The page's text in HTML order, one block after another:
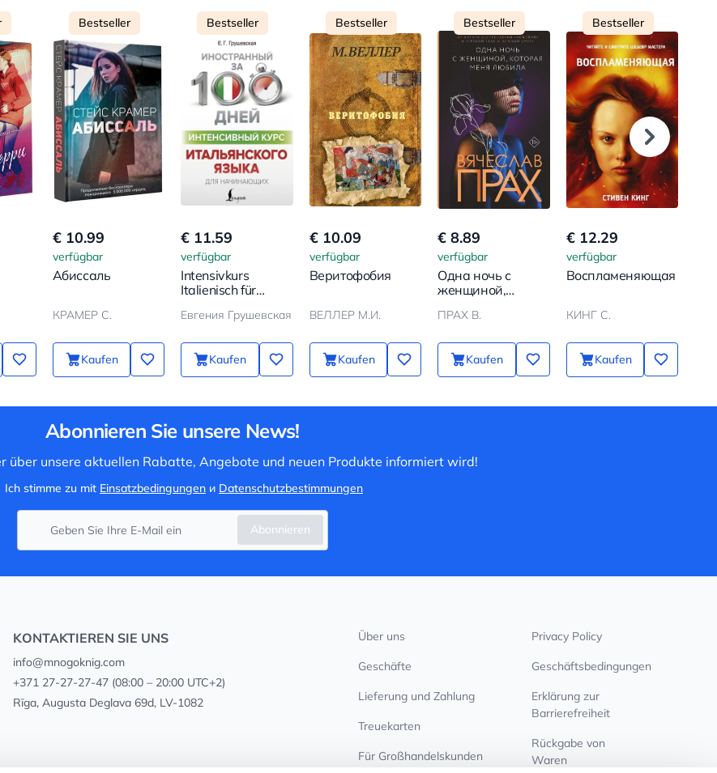
Bestseller
€ 10.99
verfügbar
Абиссаль
КРАМЕР С.
Kaufen
Bestseller
€ 11.59
verfügbar
Intensivkurs
Italienisch für
Евгения Грушевская
Kaufen
Bestseller
€ 10.09
verfügbar
Веритофобия
ВЕЛЛЕР М.И.
Kaufen
Bestseller
€ 8.89
verfügbar
Одна ночь с
женщиной,
любила
ПРАХ В.
Kaufen
Bestseller
€ 12.29
verfügbar
Воспламеняющая
КИНГ С.
Kaufen
Abonnieren Sie unsere News!
über unsere aktuellen Rabatte, Angebote und neuen Produkte informiert wird!
Ich stimme zu mit Einsatzbedingungen и Datenschutzbestimmungen
Abonnieren
KONTAKTIEREN SIE UNS
info@mnogoknig.com
+371 27-27-27-47(08:00 – 20:00 UTC+2)
Rīga, Augusta Deglava 69d, LV-1082
Über uns
Geschäfte
Lieferung und Zahlung
Treuekarten
Für Großhandelskunden
Privacy Policy
Geschäftsbedingungen
Erklärung zur
Barrierefreiheit
Rückgabe von
Waren